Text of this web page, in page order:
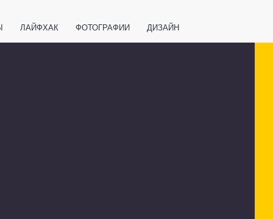
ЛАЙФХАК ФОТОГРАФИИ ДИЗАЙН